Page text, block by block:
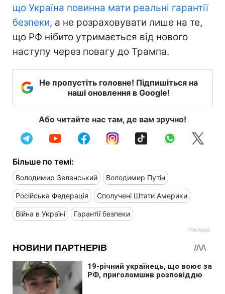
що Україна повинна мати реальні гарантії
безпеки, а не розраховувати лише на те,
що РФ нібито утримається від нового
наступу через повагу до Трампа.
Не пропустіть головне! Підпишіться на
наші оновлення в Google!
Або читайте нас там, де вам зручно!
Більше по темі:
Володимир Зеленський Володимир Путін
Російська Федерація Сполучені Штати Америки
Війна в Україні Гарантії безпеки